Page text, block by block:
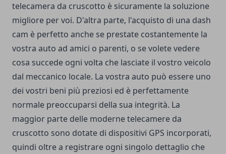
telecamera da cruscotto è sicuramente la soluzione
migliore per voi. D'altra parte, l'acquisto di una dash
cam è perfetto anche se prestate costantemente la
vostra auto ad amici o parenti, o se volete vedere
cosa succede ogni volta che lasciate il vostro veicolo
dal meccanico locale. La vostra auto può essere uno
dei vostri beni più preziosi ed è perfettamente
normale preoccuparsi della sua integrità. La
maggior parte delle moderne telecamere da
cruscotto sono dotate di dispositivi GPS incorporati,
quindi oltre a registrare ogni singolo dettaglio che